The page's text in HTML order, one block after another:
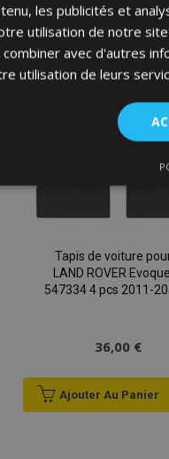
Tapis de voiture
LAND ROVER
547334 4 pcs 2011-
36,00 €
Ajouter Au Panier
les publicités et
utilisation de notre
avec d'autres
utilisation de leurs
base du site Web telles que la